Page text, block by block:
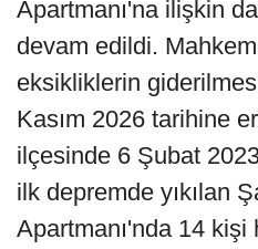
Apartmanı'na ilişkin
devam edildi.
eksikliklerin
Kasım 2026 tarihine
ilçesinde 6 Şubat
ilk depremde yıkılan
Apartmanı'nda 14 kişi